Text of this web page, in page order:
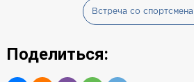
Встреча со
Поделиться: